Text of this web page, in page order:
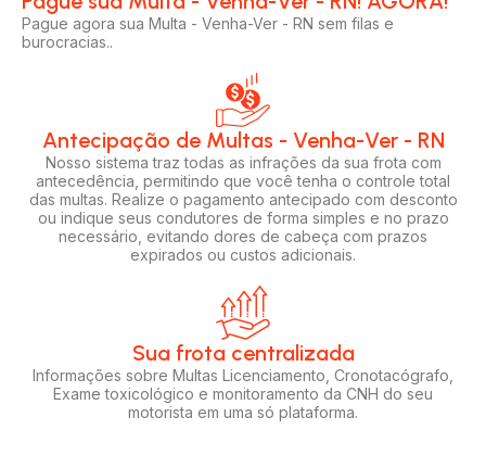
Pague agora sua Multa - Venha-Ver - RN sem filas e
burocracias..
Antecipação de Multas - Venha-Ver - RN
Nosso sistema traz todas as infrações da sua frota com
antecedência, permitindo que você tenha o controle total
das multas. Realize o pagamento antecipado com desconto
ou indique seus condutores de forma simples e no prazo
necessário, evitando dores de cabeça com prazos
expirados ou custos adicionais.
Sua frota centralizada​
Informações sobre Multas Licenciamento, Cronotacógrafo,
Exame toxicológico e monitoramento da CNH do seu
motorista em uma só plataforma.